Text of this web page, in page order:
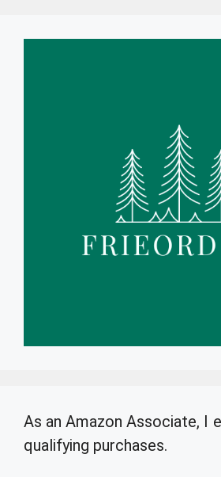
As an Amazon Associate, I
qualifying purchases.